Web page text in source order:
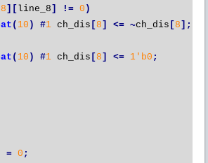
8 ][ line_8 ] != 0 )
( 10 ) #1 ch_dis [8 ] <= ~ch_dis [8 ];
( 10 ) #1 ch_dis [8 ] <= 1'b0 ;
= 0 ;